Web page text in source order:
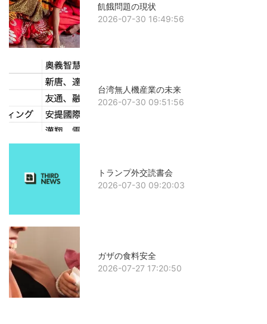
飢餓問題の現状
2026-07-30 16:49:56
台湾無人機産業の未来
2026-07-30 09:51:56
トランプ外交読書会
2026-07-30 09:20:03
ガザの食料安全
2026-07-27 17:20:50